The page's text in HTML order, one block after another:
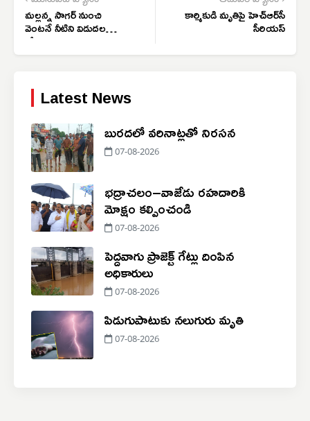
మల్లన్న సాగర్ నుంచి
వెంటనే నీటిని విడుదల
చేయాలి
కార్మికుడి మృతిపై హెచ్‌ఆర్‌సీ
సీరియస్
Latest News
బురదలో వరినాట్లతో నిరసన
07-08-2026
భద్రాచలం–వాజేడు రహదారికి
మోక్షం కల్పించండి
07-08-2026
పెద్దవాగు ప్రాజెక్ట్ గేట్లు దింపిన
అధికారులు
07-08-2026
పిడుగుపాటుకు నలుగురు మృతి
07-08-2026